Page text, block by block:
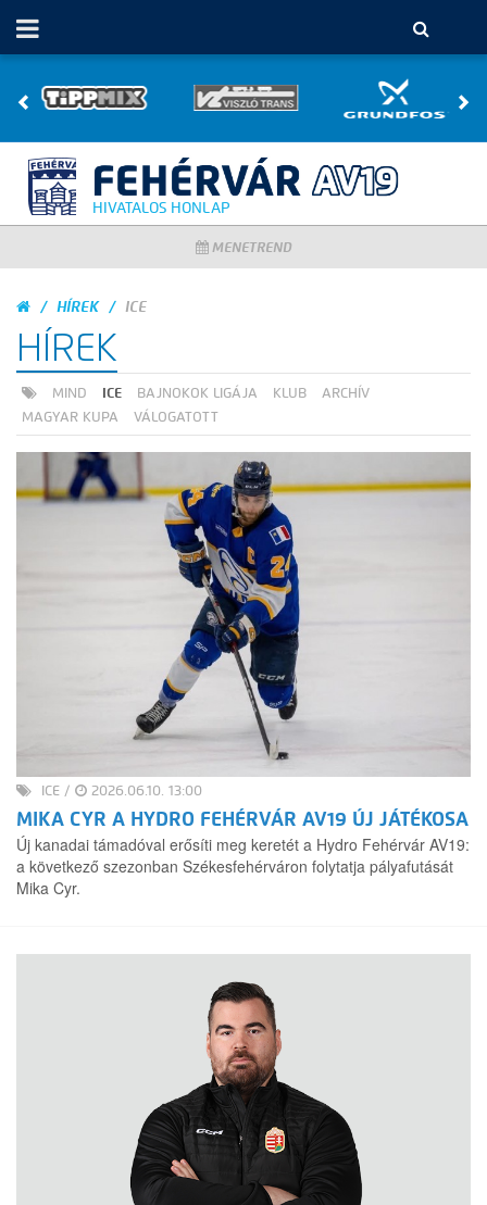
HIVATALOS HONLAP
MENETREND
HÍREK ICE
HÍREK
MIND ICE BAJNOKOK LIGÁJA KLUB
ARCHÍV
MAGYAR KUPA
VÁLOGATOTT
ICE / 2026.06.10. 13:00
MIKA CYR A HYDRO FEHÉRVÁR AV19 ÚJ JÁTÉKOSA
Új kanadai támadóval erősíti meg keretét a Hydro Fehérvár AV19:
a következő szezonban Székesfehérváron folytatja pályafutását
Mika Cyr.